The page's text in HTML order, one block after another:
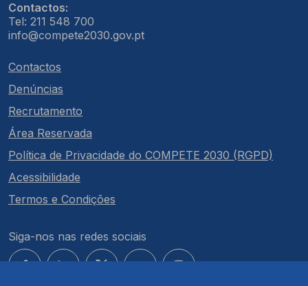
Contactos:
Tel: 211 548 700
info@compete2030.gov.pt
Contactos
Denúncias
Recrutamento
Área Reservada
Política de Privacidade do COMPETE 2030 (RGPD)
Acessibilidade
Termos e Condições
Siga-nos nas redes sociais